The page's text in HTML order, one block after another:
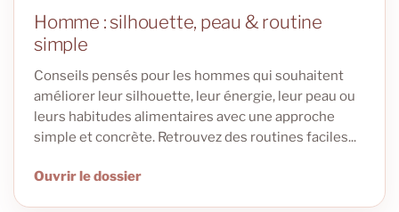
Homme : silhouette, peau & routine
simple
Conseils pensés pour les hommes qui souhaitent
améliorer leur silhouette, leur énergie, leur peau ou
leurs habitudes alimentaires avec une approche
simple et concrète. Retrouvez des routines faciles...
Ouvrir le dossier